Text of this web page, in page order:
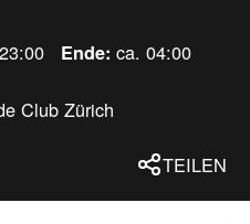
23:00 Ende: ca. 04:00
Club Zürich
TEILEN